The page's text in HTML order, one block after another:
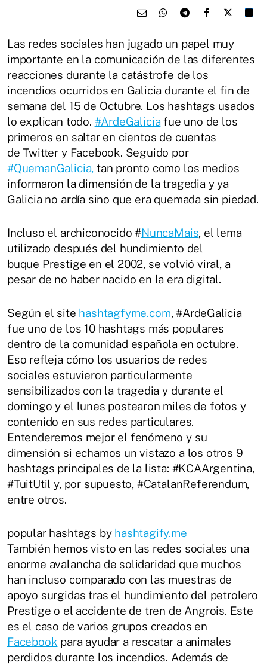
Las redes sociales han jugado un papel muy
importante en la comunicación de las diferentes
reacciones durante la catástrofe de los
incendios ocurridos en Galicia durante el fin de
semana del 15 de Octubre. Los hashtags usados ​​
lo explican todo. #ArdeGalicia fue uno de los
primeros en saltar en cientos de cuentas
de Twitter y Facebook. Seguido por
#QuemanGalicia, tan pronto como los medios
informaron la dimensión de la tragedia y ya
Galicia no ardía sino que era quemada sin piedad.
Incluso el archiconocido #NuncaMais, el lema
utilizado después del hundimiento del
buque Prestige en el 2002, se volvió viral, a
pesar de no haber nacido en la era digital.
Según el site hashtagfyme.com, #ArdeGalicia
fue uno de los 10 hashtags más populares
dentro de la comunidad española en octubre.
Eso refleja cómo los usuarios de redes
sociales estuvieron particularmente
sensibilizados con la tragedia y durante el
domingo y el lunes postearon miles de fotos y
contenido en sus redes particulares.
Entenderemos mejor el fenómeno y su
dimensión si echamos un vistazo a los otros 9
hashtags principales de la lista: #KCAArgentina,
#TuitUtil y, por supuesto, #CatalanReferendum,
entre otros.
popular hashtags by hashtagify.me
También hemos visto en las redes sociales una
enorme avalancha de solidaridad que muchos
han incluso comparado con las muestras de
apoyo surgidas tras el hundimiento del petrolero
Prestige o el accidente de tren de Angrois. Este
es el caso de varios grupos creados en
Facebook para ayudar a rescatar a animales
perdidos durante los incendios. Además de